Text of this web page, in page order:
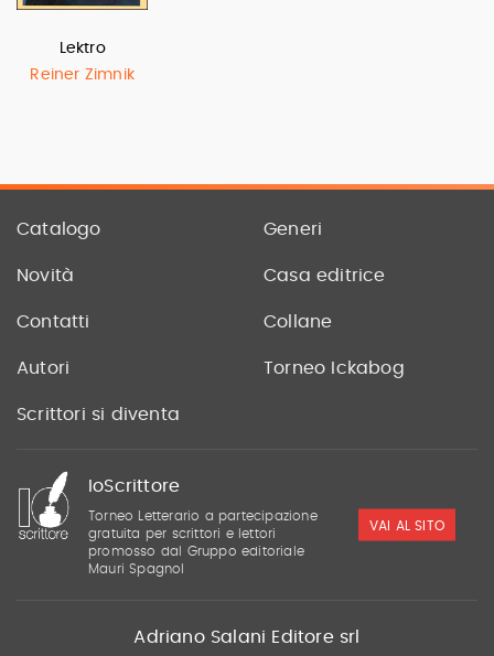
Lektro
Reiner Zimnik
Catalogo Generi
Novità Casa editrice
Contatti Collane
Autori Torneo Ickabog
Scrittori si diventa
IoScrittore
Torneo Letterario a partecipazione
gratuita per scrittori e lettori
promosso dal Gruppo editoriale
Mauri Spagnol
VAI AL SITO
Adriano Salani Editore srl